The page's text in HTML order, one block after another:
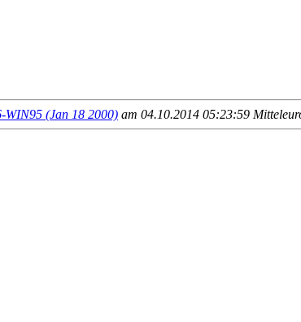
(Jan 18 2000) am 04.10.2014 05:23:59